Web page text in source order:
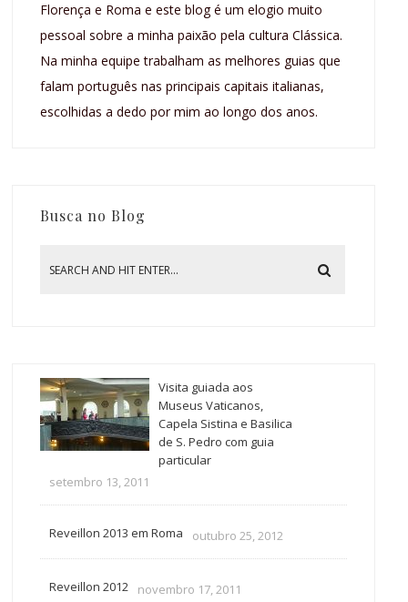
Florença e Roma e este blog é um elogio muito
pessoal sobre a minha paixão pela cultura Clássica.
Na minha equipe trabalham as melhores guias que
falam português nas principais capitais italianas,
escolhidas a dedo por mim ao longo dos anos.
Busca no Blog
Visita guiada aos
Museus Vaticanos,
Capela Sistina e Basilica
de S. Pedro com guia
particular
setembro 13, 2011
Reveillon 2013 em Roma outubro 25, 2012
Reveillon 2012 novembro 17, 2011